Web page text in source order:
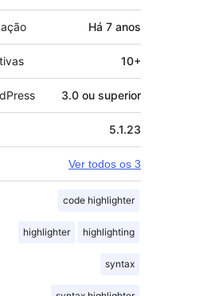
Há 7 anos
10+
3.0 ou superior
5.1.23
Ver todos os 3
code highlighter
highlighter highlighting
syntax